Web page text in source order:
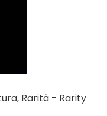
, Rarità - Rarity